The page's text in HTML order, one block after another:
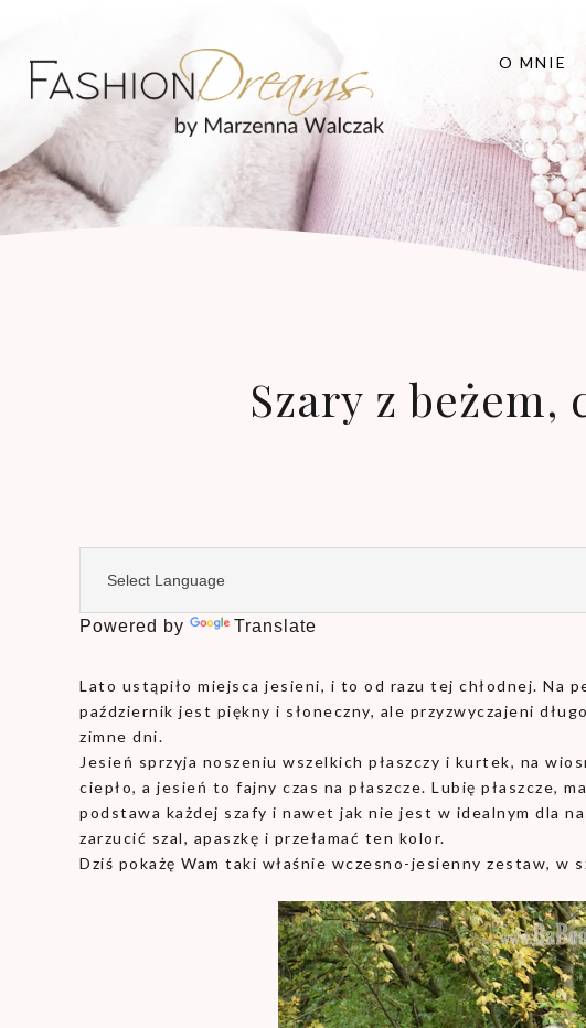
O MNIE
Szary z beżem,
Powered by Translate
Lato ustąpiło miejsca jesieni, i to od razu tej chłodnej. Na
październik jest piękny i słoneczny, ale przyzwyczajeni
zimne dni.
Jesień sprzyja noszeniu wszelkich płaszczy i kurtek, na
ciepło, a jesień to fajny czas na płaszcze. Lubię płaszcze,
podstawa każdej szafy i nawet jak nie jest w idealnym dla
zarzucić szal, apaszkę i przełamać ten kolor.
Dziś pokażę Wam taki właśnie wczesno-jesienny zestaw, w